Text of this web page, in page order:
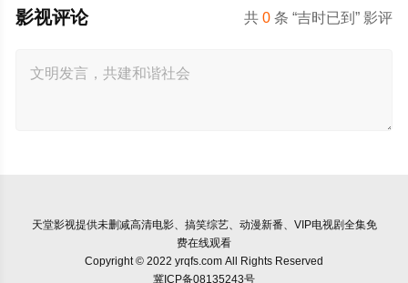
共0 条 “吉时已到” 影评
影视评论
天堂影视提供未删减高清电影、搞笑综艺、动漫新番、VIP电视剧全集免
费在线观看
Copyright © 2022 yrqfs.com All Rights Reserved
冀ICP备08135243号